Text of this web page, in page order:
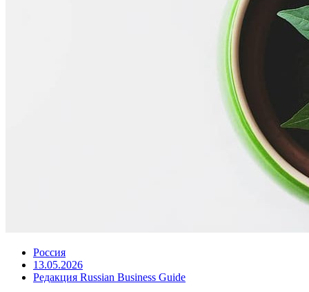
Россия
13.05.2026
Редакция Russian Business Guide